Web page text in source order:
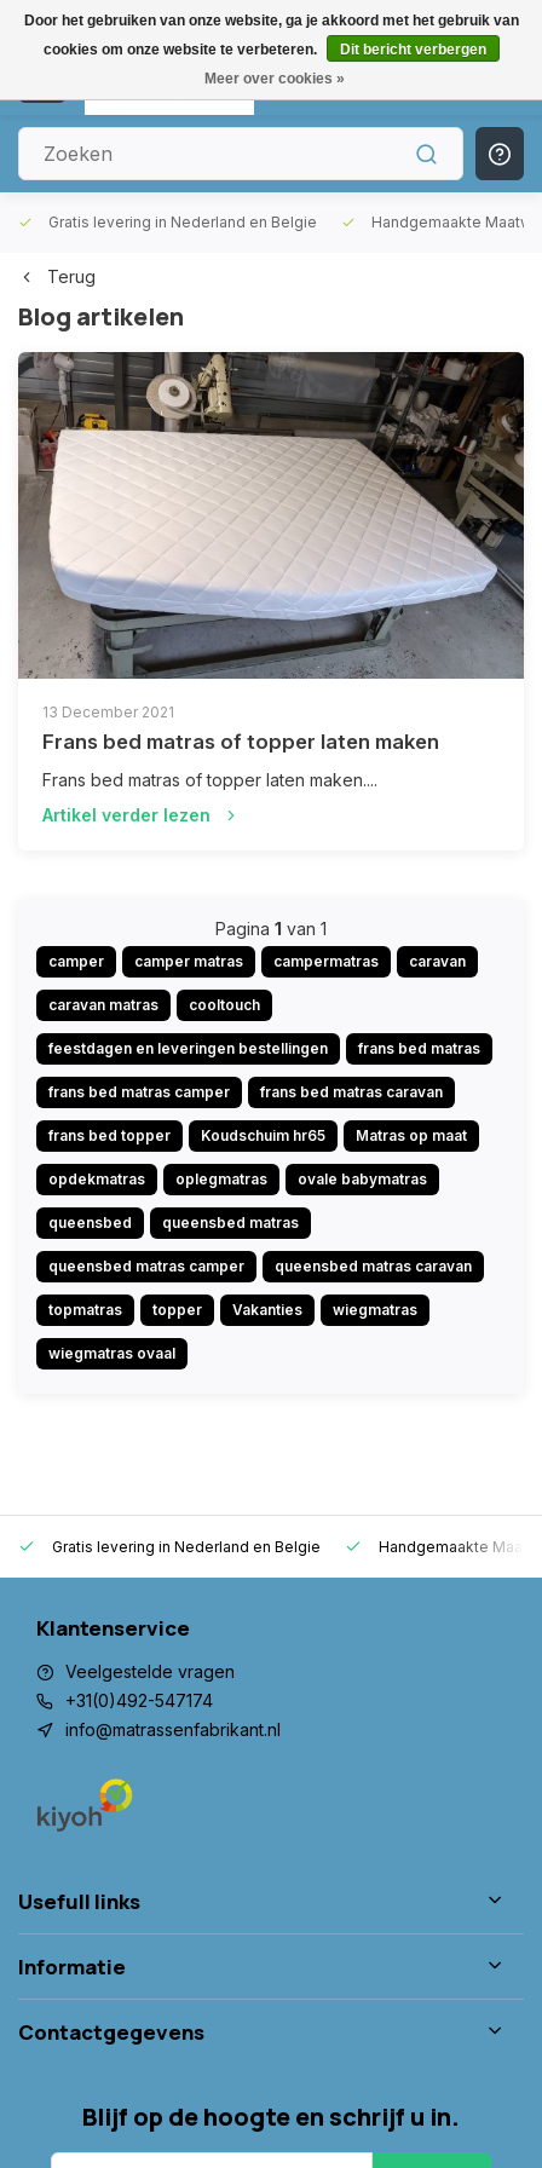
Gratis levering in Nederland en Belgie Handgemaakte
Terug
Blog artikelen
13 December 2021
Frans bed matras of topper laten maken
Frans bed matras of topper laten maken....
Artikel verder lezen
Pagina 1 van 1
camper camper matras campermatras caravan
caravan matras cooltouch
feestdagen en leveringen bestellingen frans bed matras
frans bed matras camper frans bed matras caravan
frans bed topper Koudschuim hr65 Matras op maat
opdekmatras oplegmatras ovale babymatras
queensbed queensbed matras
queensbed matras camper queensbed matras caravan
topmatras topper Vakanties wiegmatras
wiegmatras ovaal
Gratis levering in Nederland en Belgie Handgemaakte
Klantenservice
Veelgestelde vragen
+31(0)492-547174
info@matrassenfabrikant.nl
Usefull links
Informatie
Contactgegevens
Blijf op de hoogte en schrijf u in.
Door het gebruiken van onze website, ga je akkoord met het gebruik van
cookies om onze website te verbeteren.
Dit bericht verbergen
Meer over cookies »